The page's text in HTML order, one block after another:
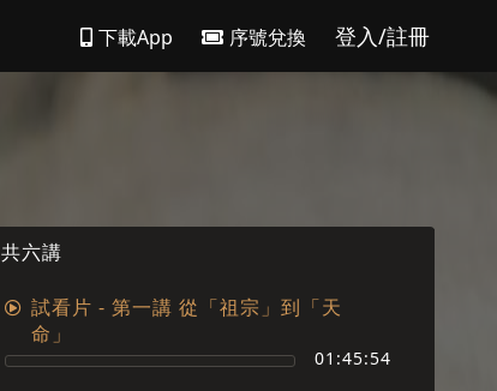
下載App 序號兌換 登入/註冊
共六講
試看片 - 第一講 從「祖宗」到「天
命」
01:45:54